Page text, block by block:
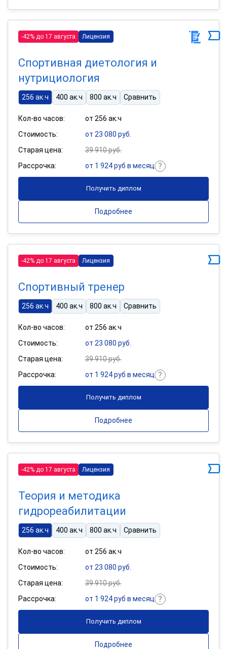
-42% до 17 августа Лицензия
Спортивная диетология и
нутрициология
256 ак.ч 400 ак.ч 800 ак.ч Сравнить
Кол-во часов:
от 256 ак.ч
Стоимость:
от 23 080 руб.
Старая цена:
39 910 руб.
Рассрочка:
от 1 924 руб в месяц
Получить диплом
Подробнее
-42% до 17 августа Лицензия
Спортивный тренер
256 ак.ч 400 ак.ч 800 ак.ч Сравнить
Кол-во часов:
от 256 ак.ч
Стоимость:
от 23 080 руб.
Старая цена:
39 910 руб.
Рассрочка:
от 1 924 руб в месяц
Получить диплом
Подробнее
-42% до 17 августа Лицензия
Теория и методика
гидрореабилитации
256 ак.ч 400 ак.ч 800 ак.ч Сравнить
Кол-во часов:
от 256 ак.ч
Стоимость:
от 23 080 руб.
Старая цена:
39 910 руб.
Рассрочка:
от 1 924 руб в месяц
Получить диплом
Подробнее